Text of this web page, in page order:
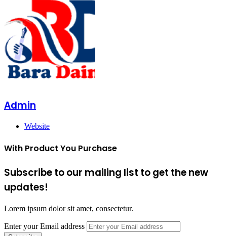
Admin
Website
With Product You Purchase
Subscribe to our mailing list to get the new
updates!
Lorem ipsum dolor sit amet, consectetur.
Enter your Email address